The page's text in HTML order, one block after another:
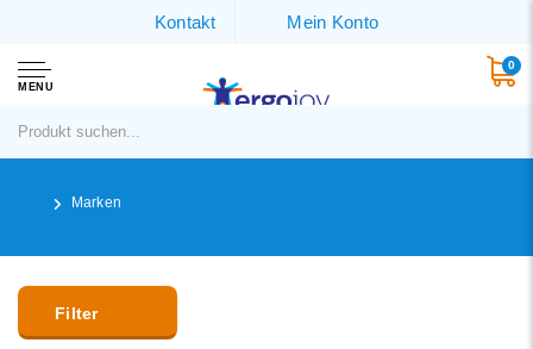
Kontakt Mein Konto
MENU
0
Marken
Filter